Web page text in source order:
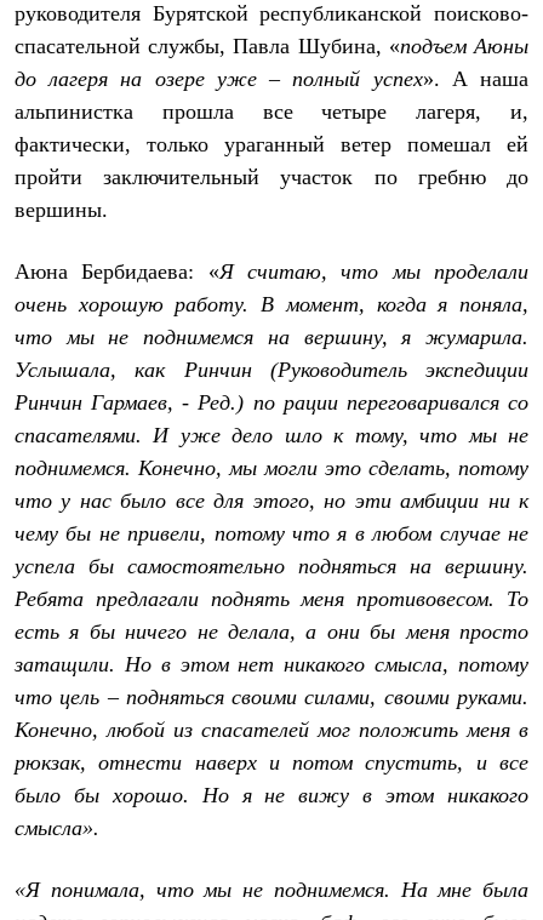
Детская одежда
Утепленная пухом
Комбинезоны
Брюки
Утепленная синтетикой
Комбинезоны
Куртки
Брюки
Толстовки
Брюки
Софтшелл одежда
Куртки
Флисовая одежда
Куртки
Жилеты
Комбинезоны
Комплект термобелья
Снаряжение
Палатки и тенты
Палатки
Тенты
Аксессуары для палаток
Экспедиционные
Легкоходные
Альпинистские
Городские
Аксессуары для рюкзаков
Спальные мешки
Комбинированные
Аксессуары для спальников
Сумки и баулы
руководителя Бурятской республиканской поисково-
спасательной службы, Павла Шубина, «подъем Аюны
до лагеря на озере уже – полный успех». А наша
альпинистка прошла все четыре лагеря, и,
фактически, только ураганный ветер помешал ей
пройти заключительный участок по гребню до
вершины.
Аюна Бербидаева: «Я считаю, что мы проделали
очень хорошую работу. В момент, когда я поняла,
что мы не поднимемся на вершину, я жумарила.
Услышала, как Ринчин (Руководитель экспедиции
Ринчин Гармаев, - Ред.) по рации переговаривался со
спасателями. И уже дело шло к тому, что мы не
поднимемся. Конечно, мы могли это сделать, потому
что у нас было все для этого, но эти амбиции ни к
чему бы не привели, потому что я в любом случае не
успела бы самостоятельно подняться на вершину.
Ребята предлагали поднять меня противовесом. То
есть я бы ничего не делала, а они бы меня просто
затащили. Но в этом нет никакого смысла, потому
что цель – подняться своими силами, своими руками.
Конечно, любой из спасателей мог положить меня в
рюкзак, отнести наверх и потом спустить, и все
было бы хорошо. Но я не вижу в этом никакого
смысла».
«Я понимала, что мы не поднимемся. На мне была